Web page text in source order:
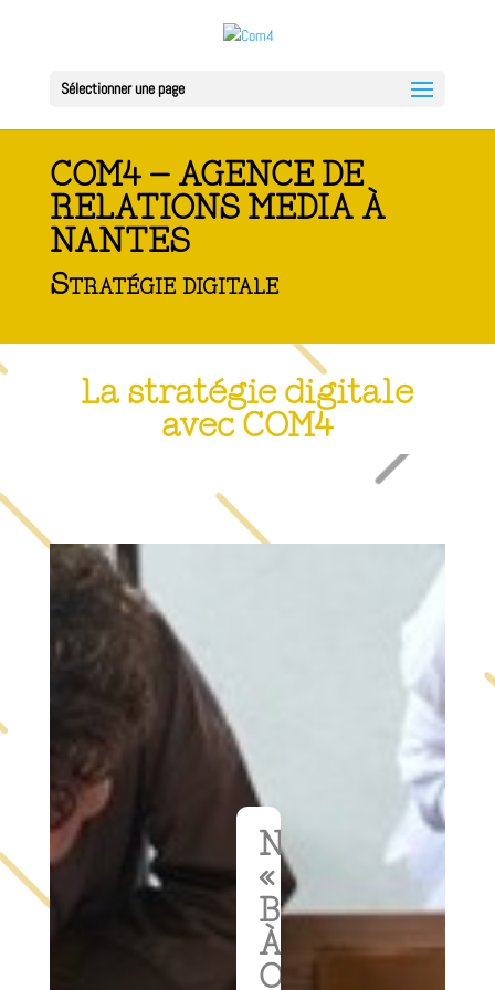
Sélectionner une page
COM4 – AGENCE DE
RELATIONS MEDIA À
NANTES
Stratégie digitale
La stratégie digitale
avec COM4
NOTRE
«
BOÎTE
À
OUTILS